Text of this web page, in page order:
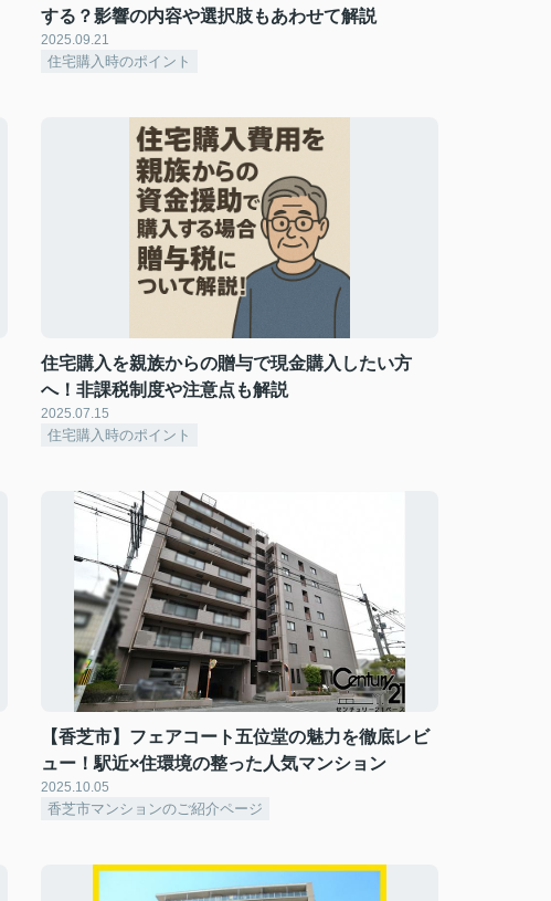
する？影響の内容や選択肢もあわせて解説
2025.09.21
住宅購入時のポイント
住宅購入を親族からの贈与で現金購入したい方
へ！非課税制度や注意点も解説
2025.07.15
住宅購入時のポイント
【香芝市】フェアコート五位堂の魅力を徹底レビ
ュー！駅近×住環境の整った人気マンション
2025.10.05
香芝市マンションのご紹介ページ